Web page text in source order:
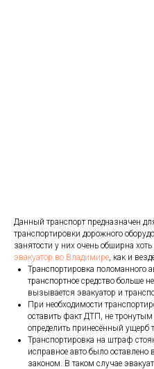
Данный транспорт предназначен
транспортировки дорожного
занятости у них очень обширна
эвакуатор во Владимире, как и
Транспортировка поломанного
транспортное средство больше
вызывается эвакуатор и
При необходимости
оставить факт ДТП, не
определить принесённый ущерб
Транспортировка на штраф
исправное авто было оставлено
законом. В таком случае